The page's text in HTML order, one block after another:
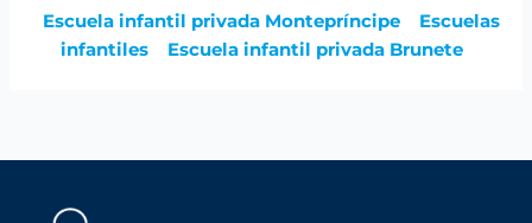
Escuela infantil privada Montepríncipe
Escuelas
infantiles
Escuela infantil privada Brunete